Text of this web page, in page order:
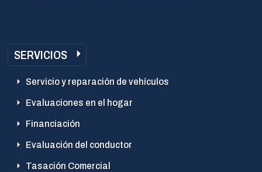
SERVICIOS
Servicio y reparación de vehículos
Evaluaciones en el hogar
Financiación
Evaluación del conductor
Tasación Comercial